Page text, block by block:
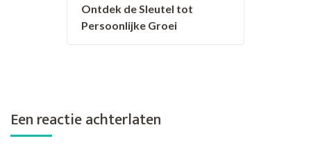
Ontdek de Sleutel tot
Persoonlijke Groei
Een reactie achterlaten